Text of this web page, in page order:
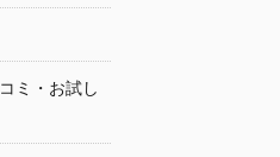
ミ・お試し